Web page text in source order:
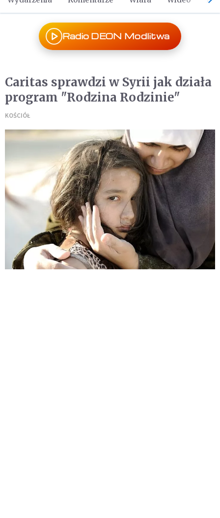
Radio DEON Modlitwa
Caritas sprawdzi w Syrii jak działa
program "Rodzina Rodzinie"
KOŚCIÓŁ